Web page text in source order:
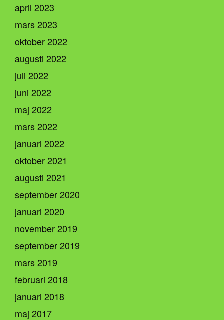
april 2023
mars 2023
oktober 2022
augusti 2022
juli 2022
juni 2022
maj 2022
mars 2022
januari 2022
oktober 2021
augusti 2021
september 2020
januari 2020
november 2019
september 2019
mars 2019
februari 2018
januari 2018
maj 2017